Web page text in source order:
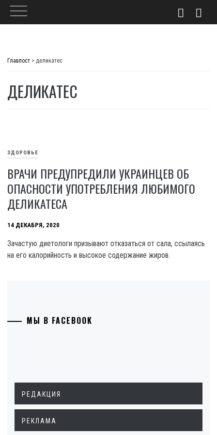
Главпост > деликатес
ДЕЛИКАТЕС
ЗДОРОВЬЕ
ВРАЧИ ПРЕДУПРЕДИЛИ УКРАИНЦЕВ ОБ
ОПАСНОСТИ УПОТРЕБЛЕНИЯ ЛЮБИМОГО
ДЕЛИКАТЕСА
14 ДЕКАБРЯ, 2020
Зачастую диетологи призывают отказаться от сала, ссылаясь
на его калорийность и высокое содержание жиров.
МЫ В FACEBOOK
РЕДАКЦИЯ
РЕКЛАМА